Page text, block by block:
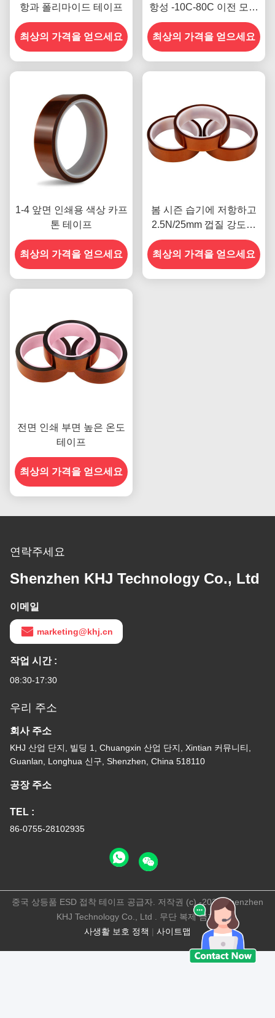
항과 폴리마이드 테이프
최상의 가격을 얻으세요
항성 -10C-80C 이전 모델
의 신용 카드 결제 방법
최상의 가격을 얻으세요
1-4 앞면 인쇄용 색상 카프
톤 테이프
최상의 가격을 얻으세요
봄 시즌 습기에 저항하고
2.5N/25mm 껍질 강도를
갖춘 이전 모델
최상의 가격을 얻으세요
전면 인쇄 부면 높은 온도
테이프
최상의 가격을 얻으세요
연락주세요
Shenzhen KHJ Technology Co., Ltd
이메일
marketing@khj.cn
작업 시간 :
08:30-17:30
우리 주소
회사 주소
KHJ 산업 단지, 빌딩 1, Chuangxin 산업 단지, Xintian 커뮤니티,
Guanlan, Longhua 신구, Shenzhen, China 518110
공장 주소
TEL :
86-0755-28102935
사생활 보호 정책 | 사이트맵
중국 상등품 ESD 접착 테이프 공급자. 저작권 (c) -2026 Shenzhen
KHJ Technology Co., Ltd . 무단 복제 금지.